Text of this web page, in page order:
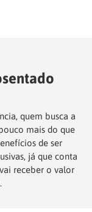
quem busca a
mais do que
de ser
já que conta
receber o valor